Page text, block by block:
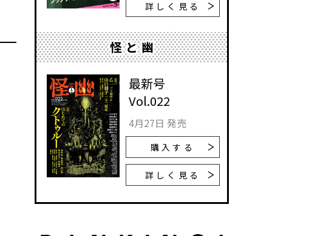
詳しく見る
怪と幽
最新号
Vol.022
4月27日 発売
購入する
詳しく見る